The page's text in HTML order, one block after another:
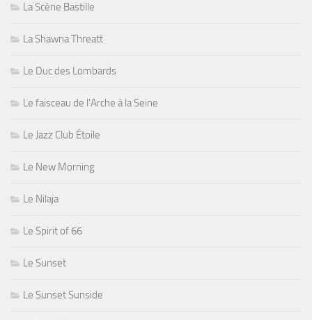
La Scène Bastille
La Shawna Threatt
Le Duc des Lombards
Le faisceau de l'Arche à la Seine
Le Jazz Club Étoile
Le New Morning
Le Nilaja
Le Spirit of 66
Le Sunset
Le Sunset Sunside